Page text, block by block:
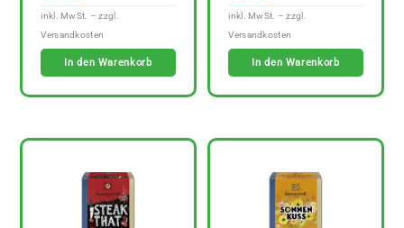
In den Warenkorb In den Warenkorb